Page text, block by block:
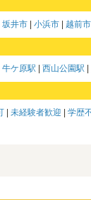
坂井市 小浜市 越前市
牛ケ原駅 西山公園駅
未経験者歓迎 学歴